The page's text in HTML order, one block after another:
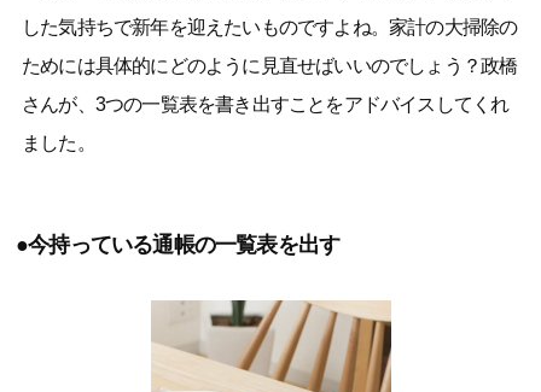
した気持ちで新年を迎えたいものですよね。家計の大掃除の
ためには具体的にどのように見直せばいいのでしょう？政橋
さんが、3つの一覧表を書き出すことをアドバイスしてくれ
ました。
●今持っている通帳の一覧表を出す